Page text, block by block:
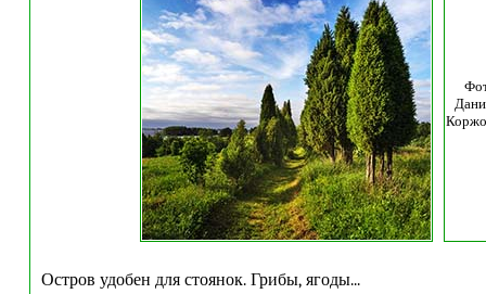
Остров удобен для стоянок. Грибы, ягоды...